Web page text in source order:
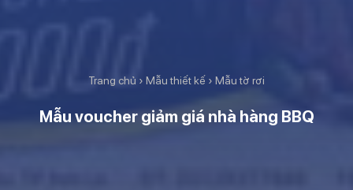
Trang chủ › Mẫu thiết kế › Mẫu tờ rơi
Mẫu voucher giảm giá nhà hàng BBQ